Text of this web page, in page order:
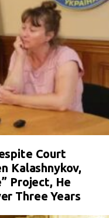
Court
Kalashnykov,
Project, He
Three Years